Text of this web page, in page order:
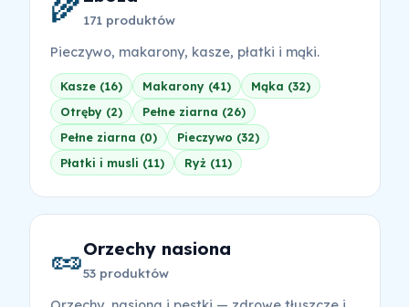
171 produktów
Pieczywo, makarony, kasze, płatki i mąki.
Kasze (16) Makarony (41)
Mąka (32)
Otręby (2)
Pełne ziarna (26)
Pełne ziarna (0)
Pieczywo (32)
Płatki i musli (11)
Ryż (11)
🥜Orzechy nasiona
53 produktów